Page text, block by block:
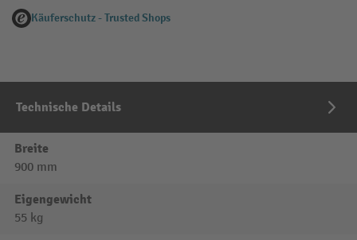
Käuferschutz - Trusted Shops
Technische Details
Breite
900 mm
Eigengewicht
55 kg